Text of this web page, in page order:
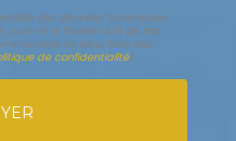
des données transmises
suivi et le traitement de ma
ne sera faite des
de confidentialité)